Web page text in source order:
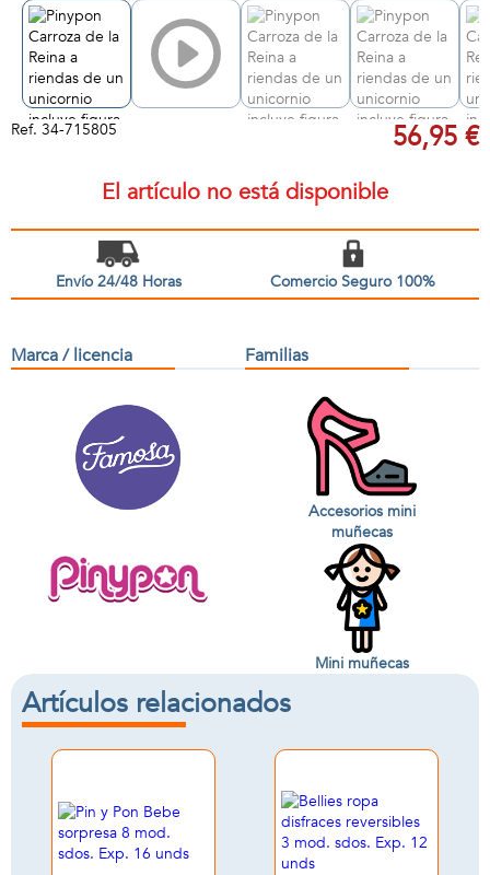
Ref. 34-715805 56,95 €
El artículo no está disponible
Envío 24/48 Horas Comercio Seguro 100%
Marca / licencia Familias
Accesorios mini
muñecas
Mini muñecas
Artículos relacionados